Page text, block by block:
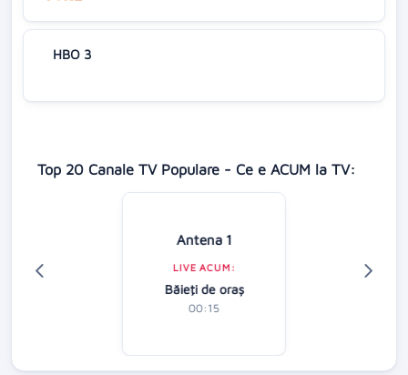
HBO 3
Top 20 Canale TV Populare - Ce e ACUM la TV:
Antena 1
LIVE ACUM:
Băieţi de oraş
00:15